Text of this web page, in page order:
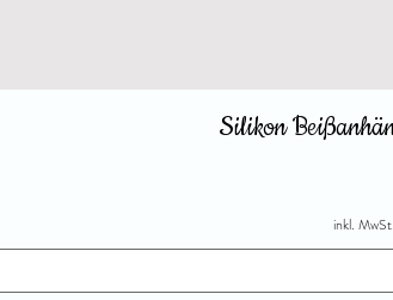
Silikon
inkl. MwSt.